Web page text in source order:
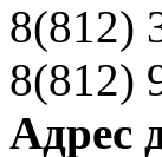
8(812)
8(812)
Адрес